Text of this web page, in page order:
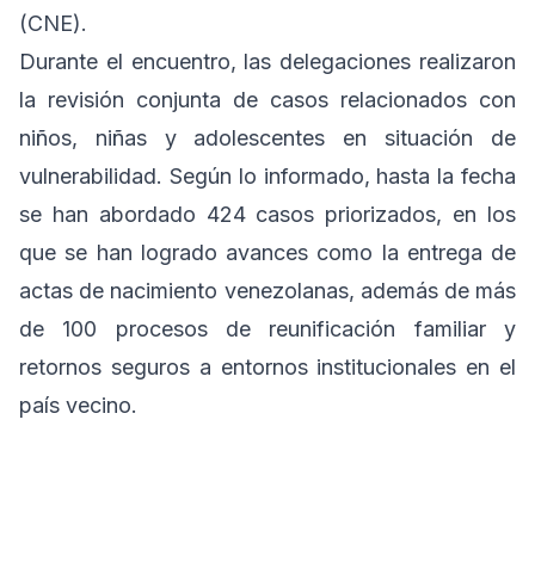
(CNE).
Durante el encuentro, las delegaciones realizaron
la revisión conjunta de casos relacionados con
niños, niñas y adolescentes en situación de
vulnerabilidad. Según lo informado, hasta la fecha
se han abordado 424 casos priorizados, en los
que se han logrado avances como la entrega de
actas de nacimiento venezolanas, además de más
de 100 procesos de reunificación familiar y
retornos seguros a entornos institucionales en el
país vecino.